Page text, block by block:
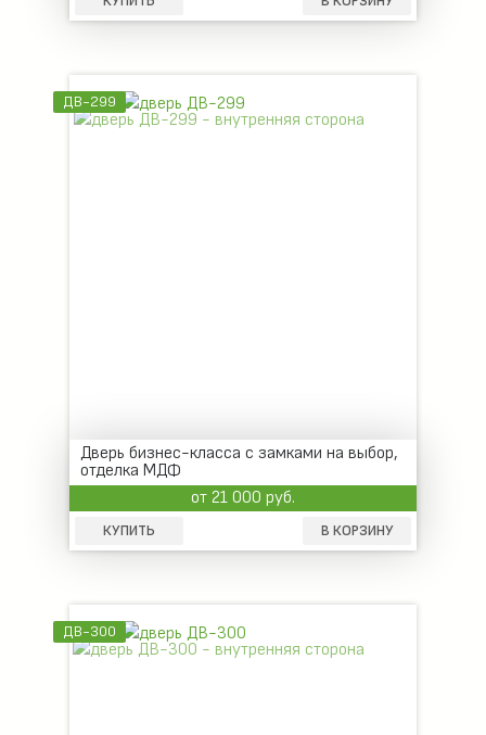
ДВ-299
Дверь бизнес-класса с замками на выбор,
отделка МДФ
от 21 000 руб.
КУПИТЬ В КОРЗИНУ
ДВ-300